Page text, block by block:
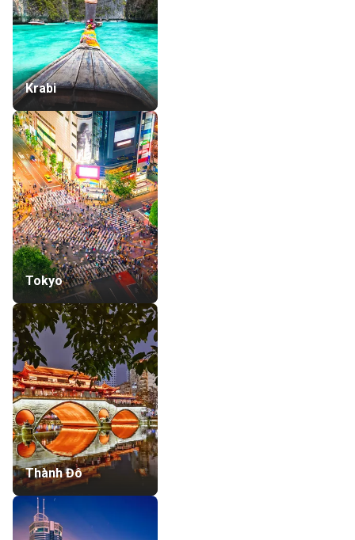
Krabi
Tokyo
Thành Đô